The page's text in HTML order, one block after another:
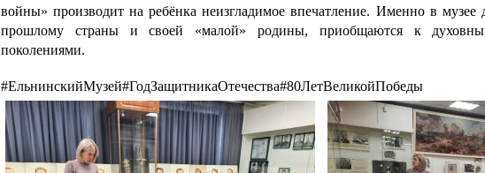
войны» производит на ребёнка неизгладимое впечатление. Именно в музее
прошлому страны и своей «малой» родины, приобщаются к
поколениями.
#ЕльнинскийМузей#ГодЗащитникаОтечества#80ЛетВеликойПобеды